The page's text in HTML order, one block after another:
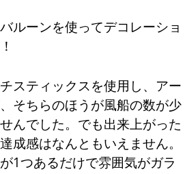
ルーンを使ってデコレーショ
スティックスを使用し、アー
そちらのほうが風船の数が少
んでした。でも出来上がった
成感はなんともいえません。
1つあるだけで雰囲気がガラ